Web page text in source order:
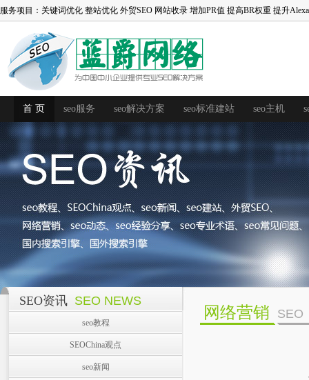
服务项目： 关键词优化 整站优化 外贸SEO 网站收录 增加PR值 提高BR权重 提升
首 页 seo服务 seo解决方案 seo标准建站 seo主机
SEO资讯 SEO NEWS
seo教程
SEOChina观点
seo新闻
网络营销 SEO